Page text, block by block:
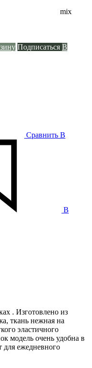
mix
Подписаться В
Сравнить В
В
. Изготовлено из
ткань нежная на
эластичного
модель очень удобна в
для ежедневного